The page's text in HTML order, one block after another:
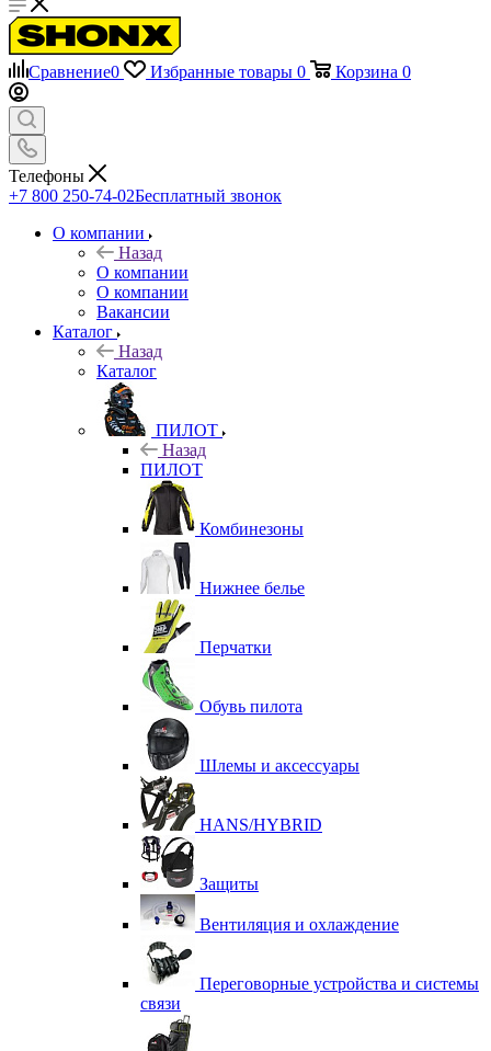
Сравнение0 Избранные товары 0 Корзина 0
Телефоны
+7 800 250-74-02Бесплатный звонок
О компании
Назад
О компании
О компании
Вакансии
Каталог
Назад
Каталог
ПИЛОТ
Назад
ПИЛОТ
Комбинезоны
Нижнее белье
Перчатки
Обувь пилота
Шлемы и аксессуары
HANS/HYBRID
Защиты
Вентиляция и охлаждение
Переговорные устройства и системы
связи